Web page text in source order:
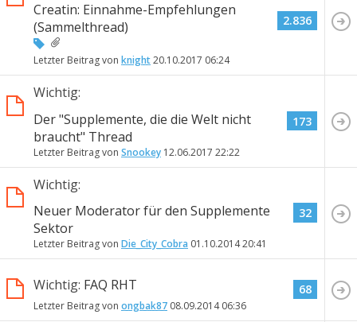
Creatin: Einnahme-Empfehlungen
(Sammelthread)
Letzter Beitrag von knight20.10.2017 06:24
2.836
Wichtig:
Der "Supplemente, die die Welt nicht
braucht" Thread
Letzter Beitrag von Snookey 12.06.2017 22:22
173
Wichtig:
Neuer Moderator für den Supplemente
Sektor
Letzter Beitrag von Die_City_Cobra 01.10.201420:41
32
Wichtig: FAQ RHT
Letzter Beitrag von ongbak87 08.09.201406:36
68